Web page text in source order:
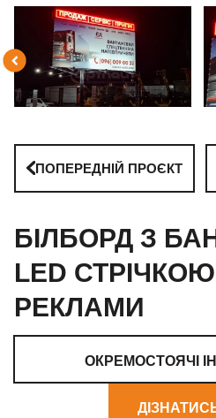
ПОПЕРЕДНІЙ ПРОЄКТ
БІЛБОРД З
LED
РЕКЛАМИ
ОКРЕМОСТОЯЧІ